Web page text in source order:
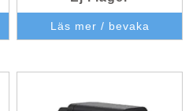
Läs mer / bevaka